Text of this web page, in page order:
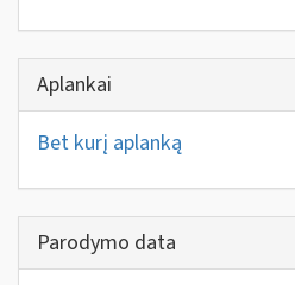
Aplankai
Bet kurį aplanką
Parodymo data